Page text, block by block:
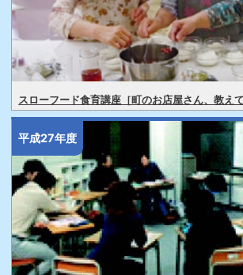
スローフード食育講座［町のお店屋さん、教え
平成27年度